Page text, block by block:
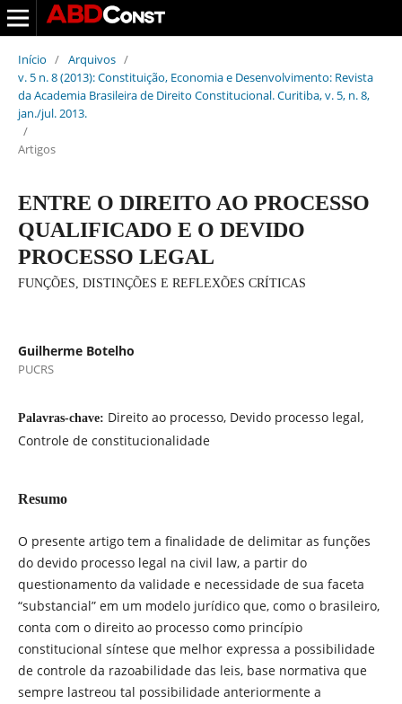
Início / Arquivos /
v. 5 n. 8 (2013): Constituição, Economia e Desenvolvimento: Revista
da Academia Brasileira de Direito Constitucional. Curitiba, v. 5, n. 8,
jan./jul. 2013.
/
Artigos
ENTRE O DIREITO AO PROCESSO
QUALIFICADO E O DEVIDO
PROCESSO LEGAL
FUNÇÕES, DISTINÇÕES E REFLEXÕES CRÍTICAS
Guilherme Botelho
PUCRS
Palavras-chave: Direito ao processo, Devido processo legal,
Controle de constitucionalidade
Resumo
O presente artigo tem a finalidade de delimitar as funções
do devido processo legal na civil law, a partir do
questionamento da validade e necessidade de sua faceta
“substancial” em um modelo jurídico que, como o brasileiro,
conta com o direito ao processo como princípio
constitucional síntese que melhor expressa a possibilidade
de controle da razoabilidade das leis, base normativa que
sempre lastreou tal possibilidade anteriormente a